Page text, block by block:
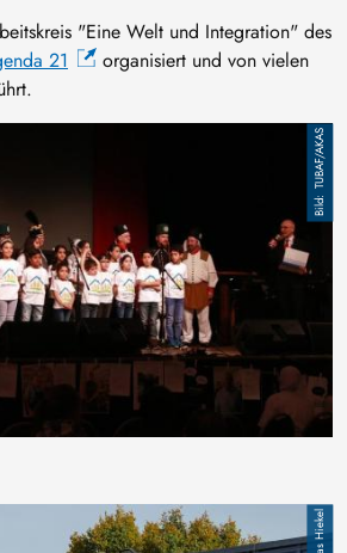
TUBAF/AKAS
"Eine Welt und Integration" des
21
organisiert und von vielen